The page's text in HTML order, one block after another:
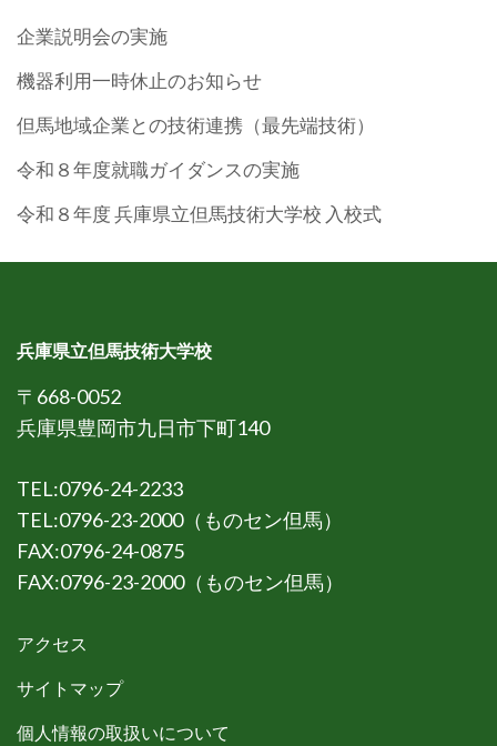
企業説明会の実施
機器利用一時休止のお知らせ
但馬地域企業との技術連携（最先端技術）
令和８年度就職ガイダンスの実施
令和８年度 兵庫県立但馬技術大学校 入校式
兵庫県立但馬技術大学校
〒668-0052
兵庫県豊岡市九日市下町140
TEL:0796-24-2233
TEL:0796-23-2000（ものセン但馬）
FAX:0796-24-0875
FAX:0796-23-2000（ものセン但馬）
アクセス
サイトマップ
個人情報の取扱いについて